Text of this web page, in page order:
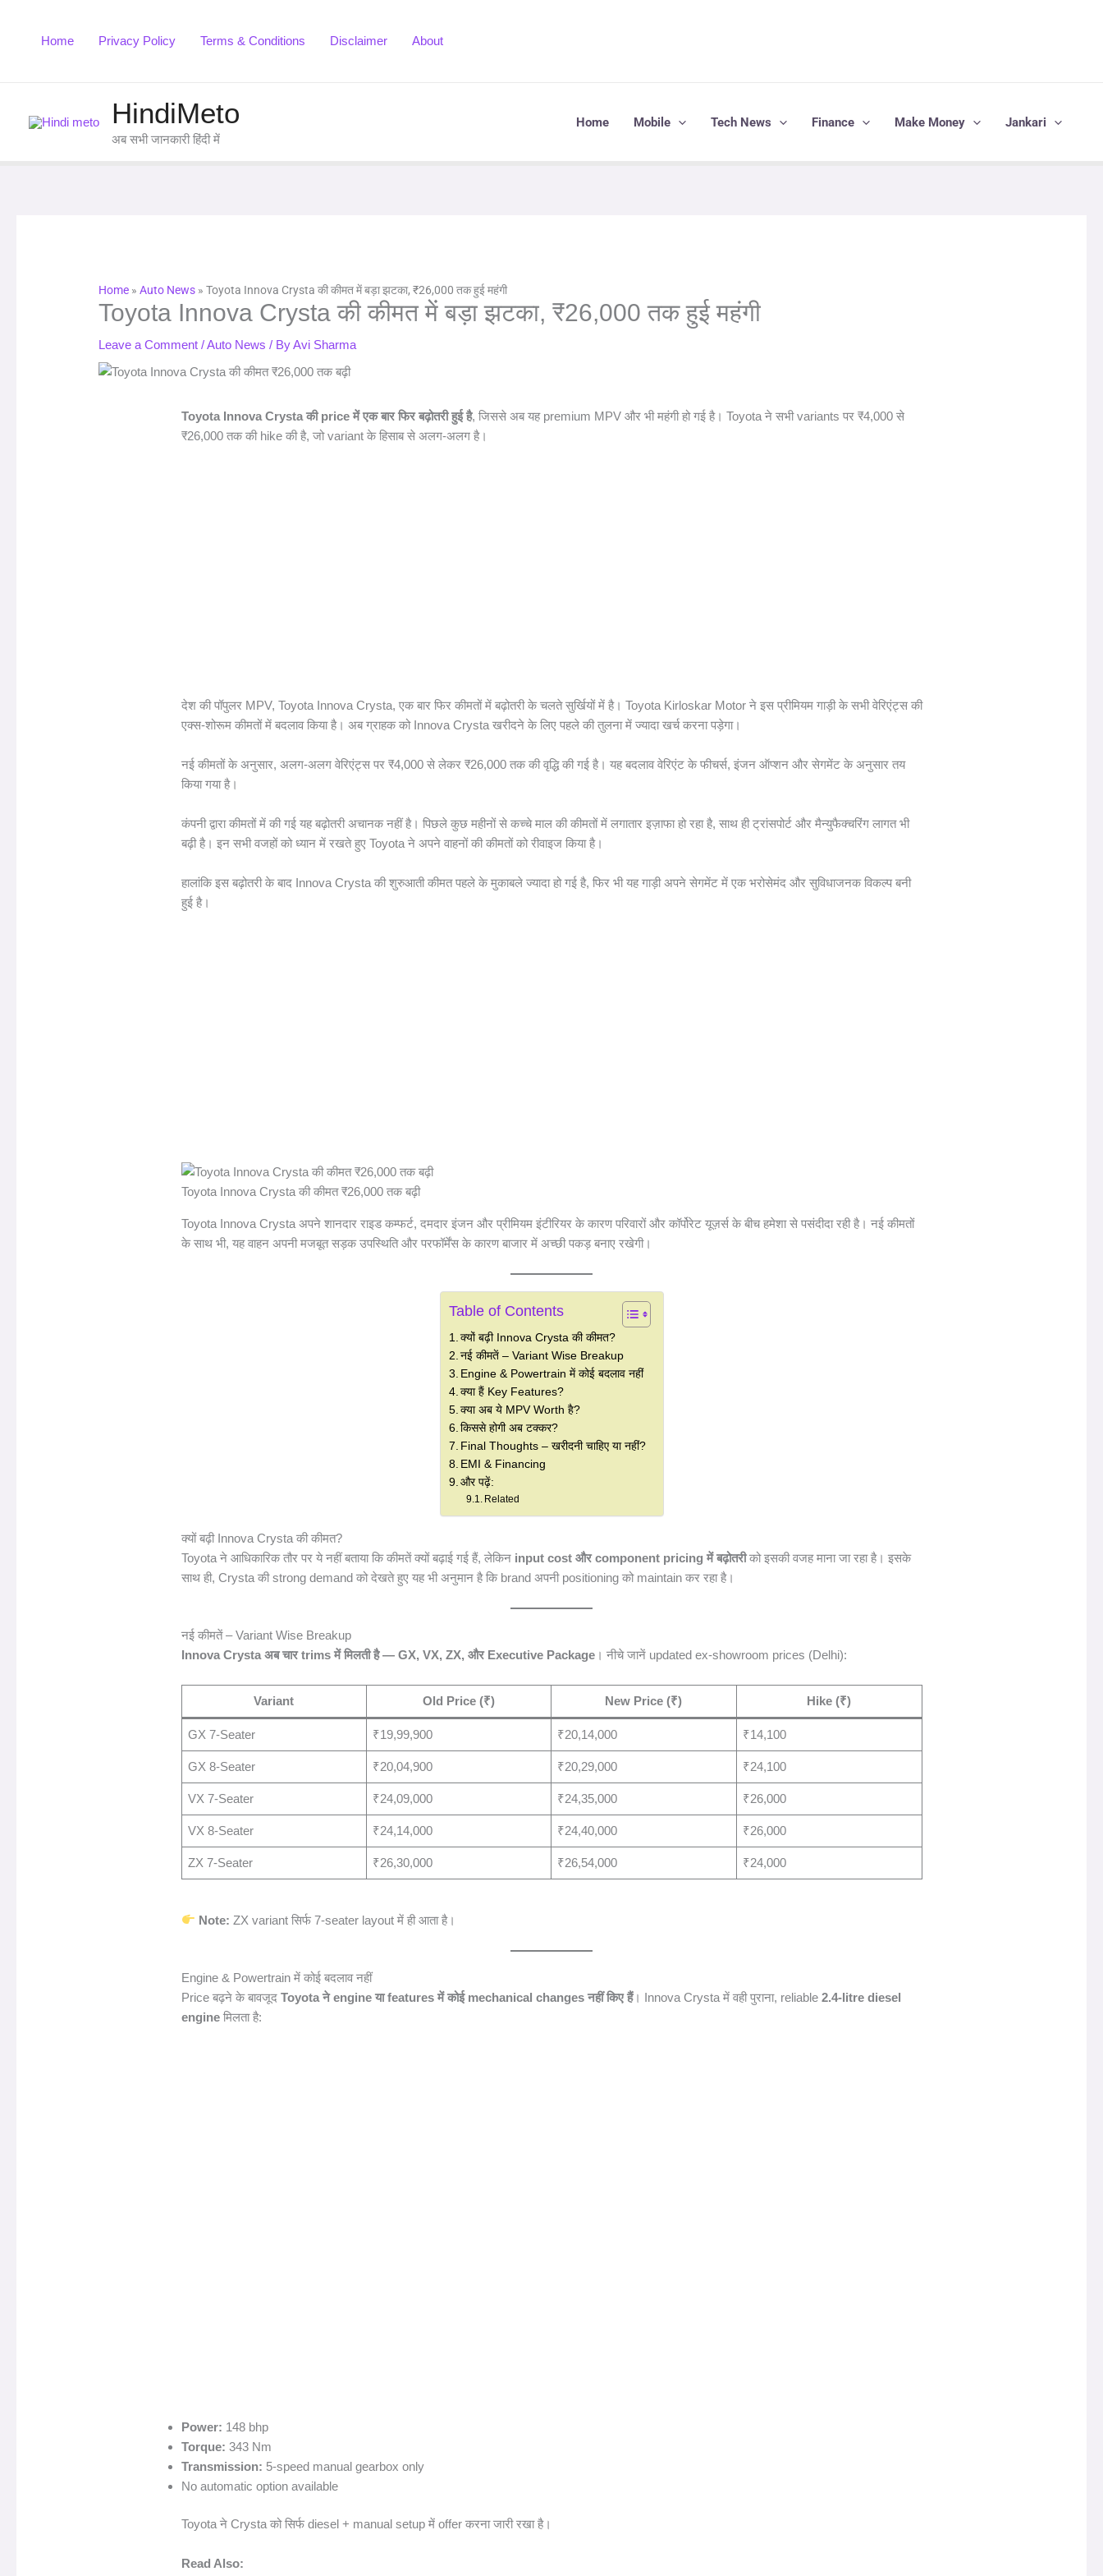
Home Privacy Policy Terms & Conditions Disclaimer About
HindiMeto
अब सभी जानकारी हिंदी में
Home Mobile Tech News Finance Make Money Jankari
Home »Auto News »Toyota Innova Crysta की कीमत में बड़ा झटका, ₹26,000 तक हुई महंगी
Toyota Innova Crysta की कीमत में बड़ा झटका, ₹26,000 तक हुई महंगी
Leave a Comment /Auto News / ByAvi Sharma
Toyota Innova Crysta की price में एक बार फिर बढ़ोतरी हुई है, जिससे अब यह premium MPV और भी महंगी हो गई है। Toyota ने सभी variants पर ₹4,000 से
₹26,000 तक की hike की है, जो variant के हिसाब से अलग-अलग है।
देश की पॉपुलर MPV, Toyota Innova Crysta, एक बार फिर कीमतों में बढ़ोतरी के चलते सुर्खियों में है। Toyota Kirloskar Motor ने इस प्रीमियम गाड़ी के सभी वेरिएंट्स की
एक्स-शोरूम कीमतों में बदलाव किया है। अब ग्राहक को Innova Crysta खरीदने के लिए पहले की तुलना में ज्यादा खर्च करना पड़ेगा।
नई कीमतों के अनुसार, अलग-अलग वेरिएंट्स पर ₹4,000 से लेकर ₹26,000 तक की वृद्धि की गई है। यह बदलाव वेरिएंट के फीचर्स, इंजन ऑप्शन और सेगमेंट के अनुसार तय
किया गया है।
कंपनी द्वारा कीमतों में की गई यह बढ़ोतरी अचानक नहीं है। पिछले कुछ महीनों से कच्चे माल की कीमतों में लगातार इज़ाफा हो रहा है, साथ ही ट्रांसपोर्ट और मैन्युफैक्चरिंग लागत भी
बढ़ी है। इन सभी वजहों को ध्यान में रखते हुए Toyota ने अपने वाहनों की कीमतों को रीवाइज किया है।
हालांकि इस बढ़ोतरी के बाद Innova Crysta की शुरुआती कीमत पहले के मुकाबले ज्यादा हो गई है, फिर भी यह गाड़ी अपने सेगमेंट में एक भरोसेमंद और सुविधाजनक विकल्प बनी
हुई है।
Toyota Innova Crysta की कीमत ₹26,000 तक बढ़ी
Toyota Innova Crysta अपने शानदार राइड कम्फर्ट, दमदार इंजन और प्रीमियम इंटीरियर के कारण परिवारों और कॉर्पोरेट यूज़र्स के बीच हमेशा से पसंदीदा रही है। नई कीमतों
के साथ भी, यह वाहन अपनी मजबूत सड़क उपस्थिति और परफॉर्मेंस के कारण बाजार में अच्छी पकड़ बनाए रखेगी।
Table of Contents
क्यों बढ़ी Innova Crysta की कीमत?
नई कीमतें – Variant Wise Breakup
Engine & Powertrain में कोई बदलाव नहीं
क्या हैं Key Features?
क्या अब ये MPV Worth है?
किससे होगी अब टक्कर?
Final Thoughts – खरीदनी चाहिए या नहीं?
EMI & Financing
और पढ़ें:
Related
क्यों बढ़ी Innova Crysta की कीमत?
Toyota ने आधिकारिक तौर पर ये नहीं बताया कि कीमतें क्यों बढ़ाई गई हैं, लेकिन input cost और component pricing में बढ़ोतरीको इसकी वजह माना जा रहा है। इसके
साथ ही, Crysta की strong demand को देखते हुए यह भी अनुमान है कि brand अपनी positioning को maintain कर रहा है।
नई कीमतें – Variant Wise Breakup
Innova Crysta अब चार trims में मिलती है — GX, VX, ZX, और Executive Package। नीचे जानें updated ex-showroom prices (Delhi):
Variant Old Price (₹) New Price (₹) Hike (₹)
GX 7-Seater ₹19,99,900 ₹20,14,000 ₹14,100
GX 8-Seater ₹20,04,900 ₹20,29,000 ₹24,100
VX 7-Seater ₹24,09,000 ₹24,35,000 ₹26,000
VX 8-Seater ₹24,14,000 ₹24,40,000 ₹26,000
ZX 7-Seater ₹26,30,000 ₹26,54,000 ₹24,000
Note: ZX variant सिर्फ 7-seater layout में ही आता है।
Engine & Powertrain में कोई बदलाव नहीं
Price बढ़ने के बावजूद Toyota ने engine या features में कोई mechanical changes नहीं किए हैं। Innova Crysta में वही पुराना, reliable 2.4-litre diesel
engineमिलता है:
Power: 148 bhp
Torque: 343 Nm
Transmission: 5-speed manual gearbox only
No automatic option available
Toyota ने Crysta को सिर्फ diesel + manual setup में offer करना जारी रखा है।
Read Also: